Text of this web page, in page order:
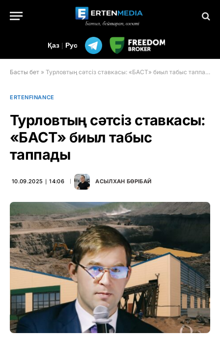
Қаз | Рус
Басты бет » Турловтың сәтсіз ставкасы: «БАСТ» биыл табыс таппады
ERTENFINANCE
Турловтың сәтсіз ставкасы:
«БАСТ» биыл табыс
таппады
10.09.2025 ∣ 14:06 АСЫЛХАН БӨРІБАЙ